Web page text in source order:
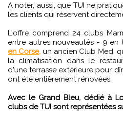
A noter, aussi, que TUI ne
les clients qui réservent
L'offre comprend 24 clubs
entre autres nouveautés - 9
en Corse, un ancien Club Med,
la climatisation dans le
d'une terrasse extérieure pour
ont été entièrement rénovées.
Avec le Grand Bleu, dédié à
clubs de TUI sont représentées